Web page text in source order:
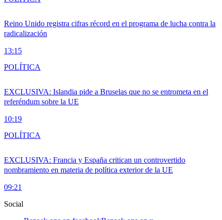
Reino Unido registra cifras récord en el programa de lucha contra la
radicalización
13:15
EXCLUSIVA: Islandia pide a Bruselas que no se entrometa en el
referéndum sobre la UE
10:19
POLÍTICA
EXCLUSIVA: Francia y España critican un controvertido
nombramiento en materia de política exterior de la UE
09:21
POLÍTICA
Social